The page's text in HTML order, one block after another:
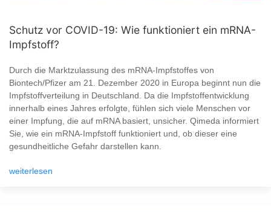
Schutz vor COVID-19: Wie funktioniert ein mRNA-
Impfstoff?
Durch die Marktzulassung des mRNA-Impfstoffes von
Biontech/Pfizer am 21. Dezember 2020 in Europa beginnt nun die
Impfstoffverteilung in Deutschland. Da die Impfstoffentwicklung
innerhalb eines Jahres erfolgte, fühlen sich viele Menschen vor
einer Impfung, die auf mRNA basiert, unsicher. Qimeda informiert
Sie, wie ein mRNA-Impfstoff funktioniert und, ob dieser eine
gesundheitliche Gefahr darstellen kann.
weiterlesen